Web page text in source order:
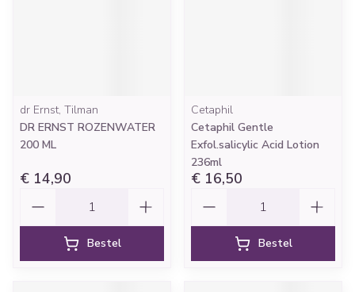
dr Ernst, Tilman
DR ERNST ROZENWATER
200 ML
€ 14,90
Bestel
Cetaphil
Cetaphil Gentle
Exfol.salicylic Acid Lotion
236ml
€ 16,50
Bestel